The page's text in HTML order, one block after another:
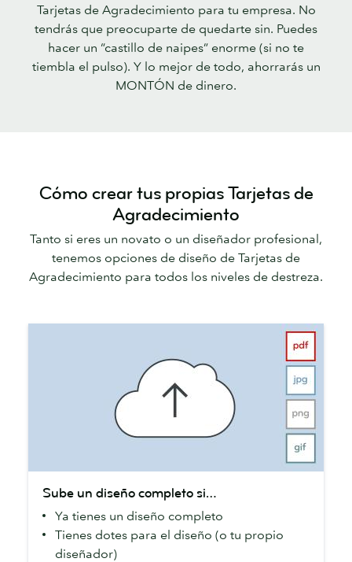
Tarjetas de Agradecimiento para tu empresa. No
tendrás que preocuparte de quedarte sin. Puedes
hacer un “castillo de naipes” enorme (si no te
tiembla el pulso). Y lo mejor de todo, ahorrarás un
MONTÓN de dinero.
Cómo crear tus propias Tarjetas de
Agradecimiento
Tanto si eres un novato o un diseñador profesional,
tenemos opciones de diseño de Tarjetas de
Agradecimiento para todos los niveles de destreza.
diseño
completo
Sube un diseño completo si…
Ya tienes un diseño completo
Tienes dotes para el diseño (o tu propio
diseñador)